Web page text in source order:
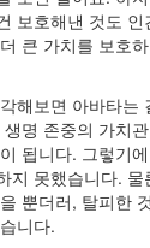
보호해낸 것도
큰 가치를 보호
해보면 아바타는
명 존중의 가치
됩니다. 그렇기
지 못했습니다.
뿐더러, 탈피한
니다.